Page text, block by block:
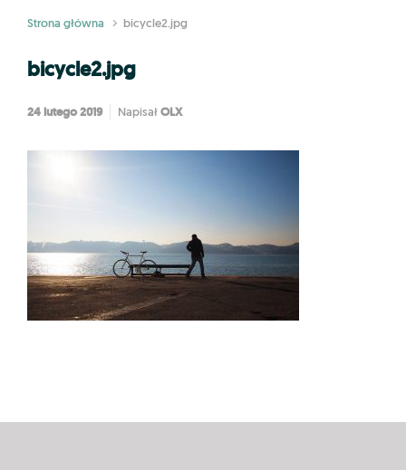
Strona główna bicycle2.jpg
bicycle2.jpg
24 lutego 2019 Napisał OLX